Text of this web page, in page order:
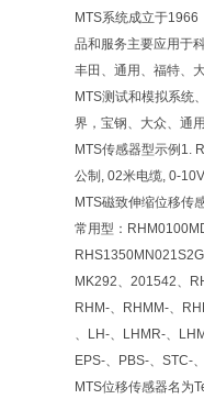
MTS系统成立于
品和服务主要应用于
丰田、通用、福特、
MTS测试和模拟系统
界，宝钢、大众、通
MTS传感器型示例1.
公制, 02米电缆, 0-
MTS磁致伸缩位移传
常用型：
MK292、201542、
RHM-、RHMM-、
、LH-、LHMR-、
EPS-、PBS-、STC-
MTS位移传感器名为